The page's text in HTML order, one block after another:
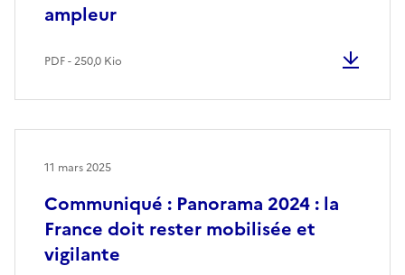
ampleur
PDF - 250,0 Kio
Communiqué : Panorama 2024 : la
France doit rester mobilisée et
vigilante
11 mars 2025